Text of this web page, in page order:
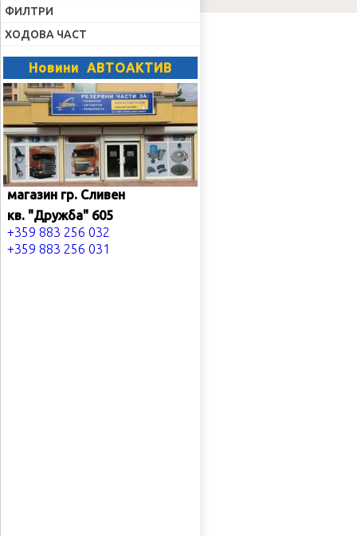
ФИЛТРИ
ХОДОВА ЧАСТ
Новини АВТОАКТИВ
магазин гр. Сливен
кв. "Дружба" 605
+359 883 256 032
+359 883 256 031